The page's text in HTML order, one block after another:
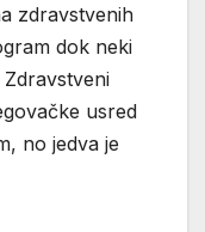
zdravstvenih
dok neki
usred
no jedva je